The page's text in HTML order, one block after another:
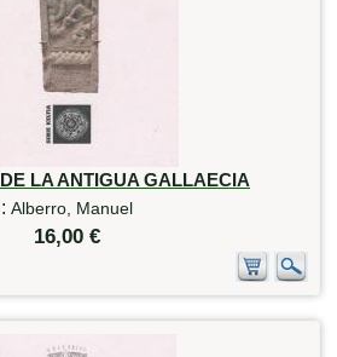
LA ANTIGUA GALLAECIA
: Alberro, Manuel
16,00 €